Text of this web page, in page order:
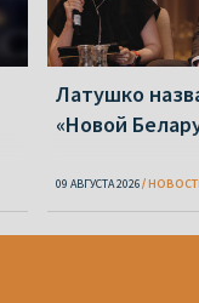
Латушко
«Новой
09 АВГУСТА 2026